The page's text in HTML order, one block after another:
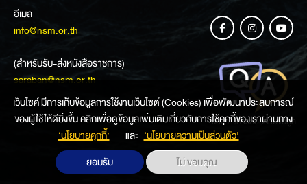
อีเมล
info@nsm.or.th
(สำหรับรับ-ส่งหนังสือราชการ)
saraban@nsm.or.th
ช่องทางการสอบถามข้อมูล
เว็บไซค์ มีการเก็บข้อมูลการใช้งานเว็บไซต์ (Cookies) เพื่อพัฒนาประสบการณ์
ของผู้ใช้ให้ดียิ่งขึ้น คลิกเพื่อดูข้อมูลเพิ่มเติมเกี่ยวกับการใช้คุกกี้ของเราผ่านทาง
‘นโยบายคุกกี้’
และ ‘นโยบายความเป็นส่วนตัว'
ยอมรับ
ไม่ ขอบคุณ